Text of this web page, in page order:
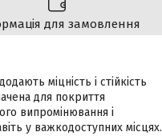
для замовлення
міцність і стійкість
для покриття
випромінювання і
у важкодоступних місцях.